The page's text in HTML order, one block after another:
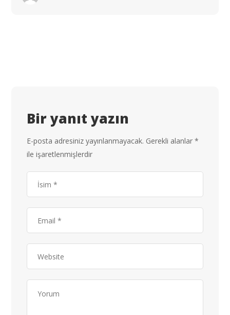
Bir yanıt yazın
E-posta adresiniz yayınlanmayacak. Gerekli alanlar*
ile işaretlenmişlerdir